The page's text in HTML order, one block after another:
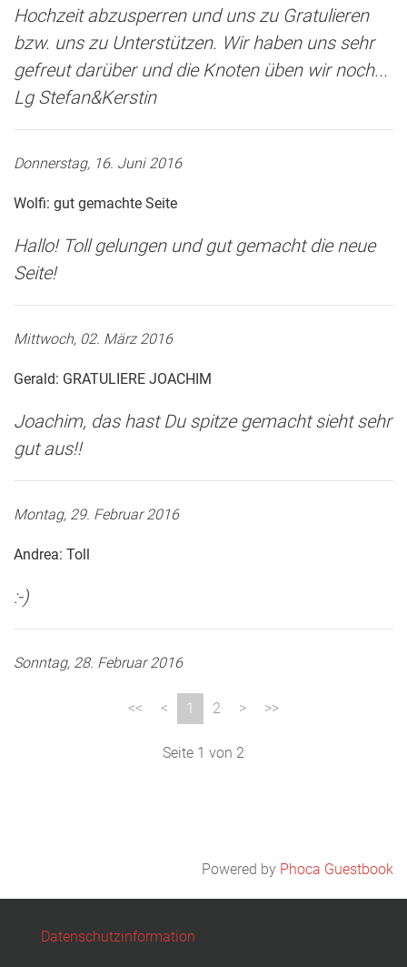
Hochzeit abzusperren und uns zu Gratulieren
bzw. uns zu Unterstützen. Wir haben uns sehr
gefreut darüber und die Knoten üben wir noch...
Lg Stefan&Kerstin
Donnerstag, 16. Juni 2016
Wolfi: gut gemachte Seite
Hallo! Toll gelungen und gut gemacht die neue
Seite!
Mittwoch, 02. März 2016
Gerald: GRATULIERE JOACHIM
Joachim, das hast Du spitze gemacht sieht sehr
gut aus!!
Montag, 29. Februar 2016
Andrea: Toll
:-)
Sonntag, 28. Februar 2016
1 2
Seite 1 von 2
Powered by Phoca Guestbook
Datenschutzinformation